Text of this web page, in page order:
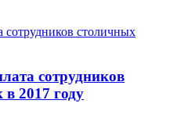
сотрудников
2017 году